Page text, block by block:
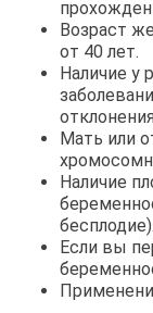
Возраст
от 40 лет.
Наличие у
Мать или
Наличие
бесплодие).
Если вы